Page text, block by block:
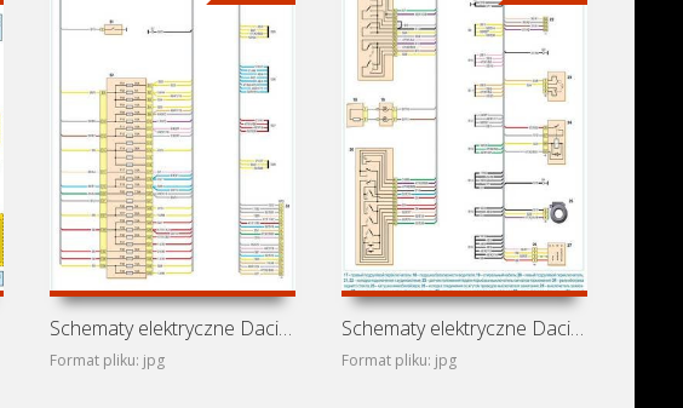
Schematy elektryczne Dacia Sandero II
Format pliku: jpg
Schematy elektryczne Dacia Sandero I
Format pliku: jpg